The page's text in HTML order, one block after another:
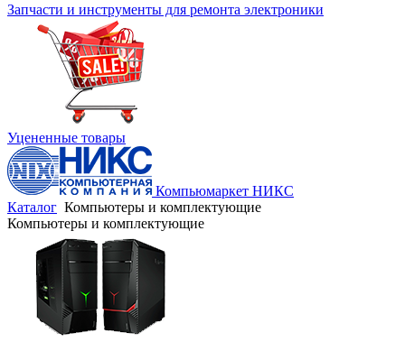
Запчасти и инструменты для ремонта электроники
Уцененные товары
Компьюмаркет НИКС
Каталог Компьютеры и комплектующие
Компьютеры и комплектующие